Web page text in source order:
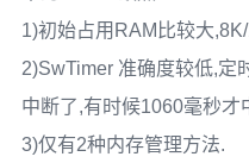
1)初始占用RAM比较大
2)SwTimer 准确度较低,定
中断了,有时候1060毫秒才
3)仅有2种内存管理方法.